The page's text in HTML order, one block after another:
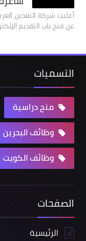
أعلنت شركة التعدين
عن فتح باب التقديم
التسميات
منح دراسية
وظائف البحرين
وظائف الكويت
الصفحات
الرئيسية